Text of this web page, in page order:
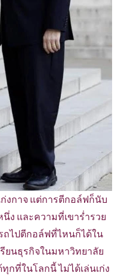
งกาจ แต่การตีกอล์ฟก็นับ
ง และความที่เขาร่ำรวย
ถไปตีกอล์ฟที่ไหนก็ได้ใน
ยนธุรกิจในมหาวิทยาลัย
กที่ในโลกนี้ ไม่ได้เล่นเก่ง